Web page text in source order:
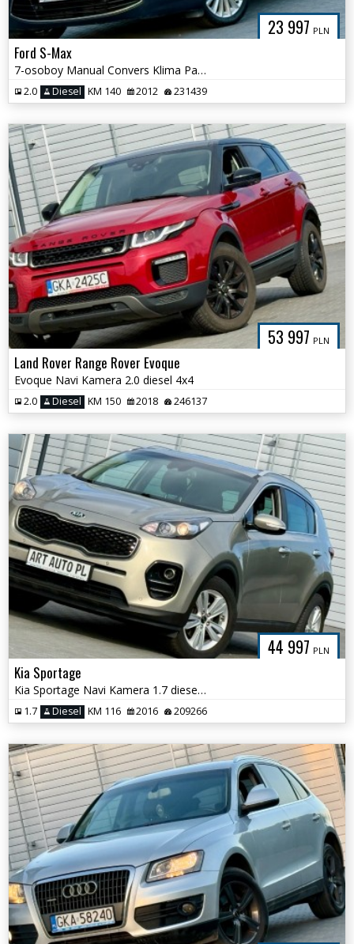
23 997 PLN
Ford S-Max
7-osoboy Manual Convers Klima Panorama
2.0 Diesel KM 140 2012 231439
53 997 PLN
Land Rover Range Rover Evoque
Evoque Navi Kamera 2.0 diesel 4x4
2.0 Diesel KM 150 2018 246137
44 997 PLN
Kia Sportage
Kia Sportage Navi Kamera 1.7 diesel Dynamics
1.7 Diesel KM 116 2016 209266